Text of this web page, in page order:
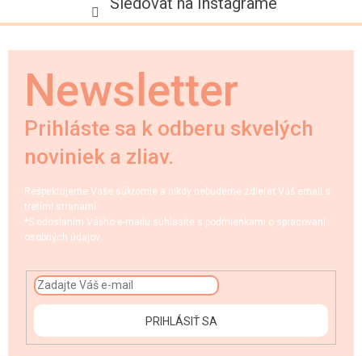
Newsletter
Prihláste sa k odberu skvelých
noviniek a zliav.
Rešpektujeme Vaše súkromie a nikdy nebudeme zdieľať Váš email s
tretími stranami.
*S odoslaním Vášho e-mailu súhlasíte s podmienkami o spracovaní
osobných údajov.
PRIHLÁSIŤ SA